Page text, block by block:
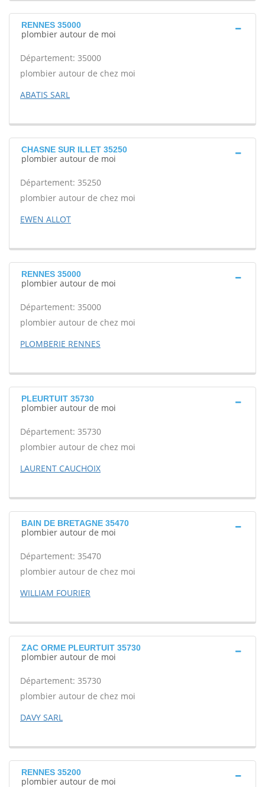
RENNES 35000
plombier autour de moi
Département: 35000
plombier autour de chez moi
ABATIS SARL
CHASNE SUR ILLET 35250
plombier autour de moi
Département: 35250
plombier autour de chez moi
EWEN ALLOT
RENNES 35000
plombier autour de moi
Département: 35000
plombier autour de chez moi
PLOMBERIE RENNES
PLEURTUIT 35730
plombier autour de moi
Département: 35730
plombier autour de chez moi
LAURENT CAUCHOIX
BAIN DE BRETAGNE 35470
plombier autour de moi
Département: 35470
plombier autour de chez moi
WILLIAM FOURIER
ZAC ORME PLEURTUIT 35730
plombier autour de moi
Département: 35730
plombier autour de chez moi
DAVY SARL
RENNES 35200
plombier autour de moi